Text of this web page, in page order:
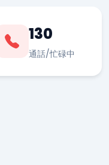
130
通話/忙碌中